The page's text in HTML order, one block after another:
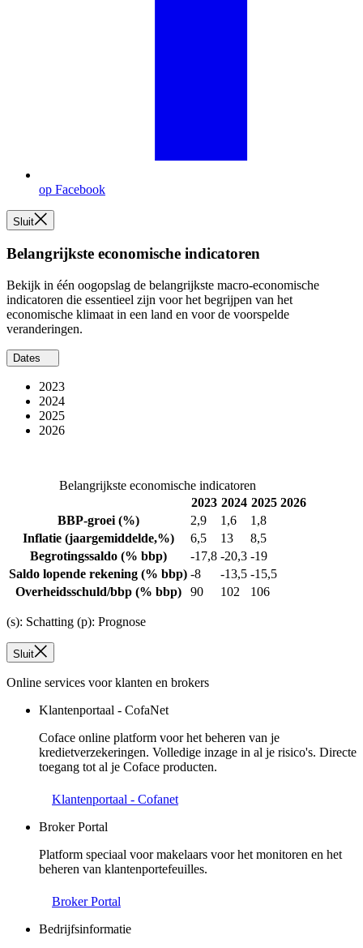
op Facebook
Sluit
Belangrijkste economische indicatoren
Bekijk in één oogopslag de belangrijkste macro-economische
indicatoren die essentieel zijn voor het begrijpen van het
economische klimaat in een land en voor de voorspelde
veranderingen.
Dates
2023
2024
2025
2026
Belangrijkste economische indicatoren
2023 2024 2025 2026
BBP-groei (%) 2,9 1,6
1,8
Inflatie (jaargemiddelde,%) 6,5 13
8,5
Begrotingssaldo (% bbp) -17,8 -20,3 -19
Saldo lopende rekening (% bbp) -8 -13,5 -15,5
Overheidsschuld/bbp (% bbp) 90 102 106
(s): Schatting (p): Prognose
Sluit
Online services voor klanten en brokers
Klantenportaal - CofaNet
Coface online platform voor het beheren van je
kredietverzekeringen. Volledige inzage in al je risico's. Directe
toegang tot al je Coface producten.
Klantenportaal - Cofanet
Broker Portal
Platform speciaal voor makelaars voor het monitoren en het
beheren van klantenportefeuilles.
Broker Portal
Bedrijfsinformatie